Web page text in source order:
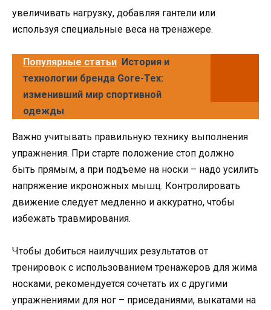
увеличивать нагрузку, добавляя гантели или
используя специальные веса на тренажере.
Популярные статьи История и
технологии бренда Gore-Tex:
изменивший мир спортивной
одежды
Важно учитывать правильную технику выполнения
упражнения. При старте положение стоп должно
быть прямым, а при подъеме на носки – надо усилить
напряжение икроножных мышц. Контролировать
движение следует медленно и аккуратно, чтобы
избежать травмирования.
Чтобы добиться наилучших результатов от
тренировок с использованием тренажеров для жима
носками, рекомендуется сочетать их с другими
упражнениями для ног – приседаниями, выкатами на